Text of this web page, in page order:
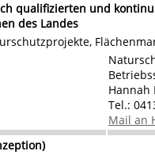
qualifizierten und
des Landes
Hannah
Tel.:
Mail an